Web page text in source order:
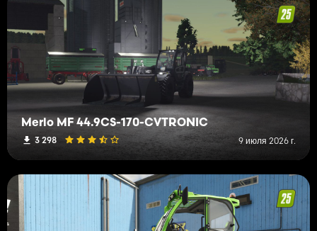
Merlo MF 44.9CS-170-CVTRONIC
3 298 9 июля 2026 г.